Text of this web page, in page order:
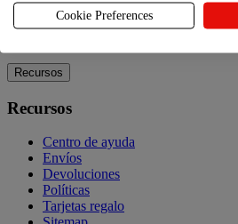
Blog
Tutoriales Printful
Recursos
Recursos
Centro de ayuda
Envíos
Devoluciones
Políticas
Tarjetas regalo
Cookie Preferences